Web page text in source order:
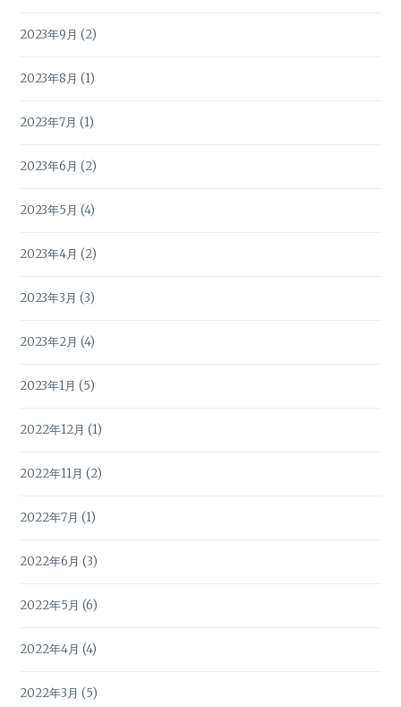
2023年9月 (2)
2023年8月 (1)
2023年7月 (1)
2023年6月 (2)
2023年5月 (4)
2023年4月 (2)
2023年3月 (3)
2023年2月 (4)
2023年1月 (5)
2022年12月 (1)
2022年11月 (2)
2022年7月 (1)
2022年6月 (3)
2022年5月 (6)
2022年4月 (4)
2022年3月 (5)